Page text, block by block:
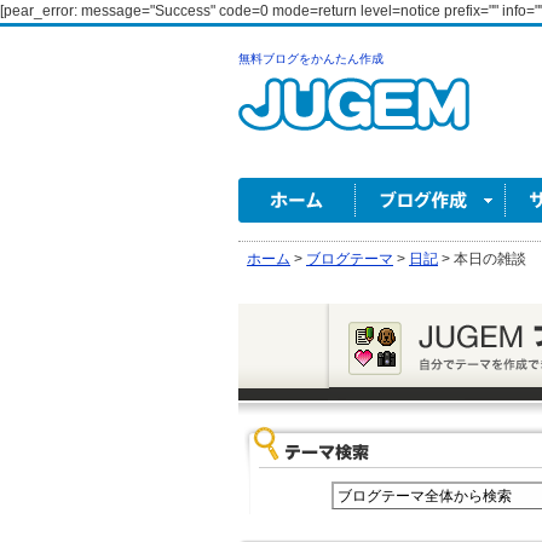
[pear_error: message="Success" code=0 mode=return level=notice prefix=""
無料ブログをかんたん作成
ホーム > ブログテーマ > 日記 > 本日の雑談